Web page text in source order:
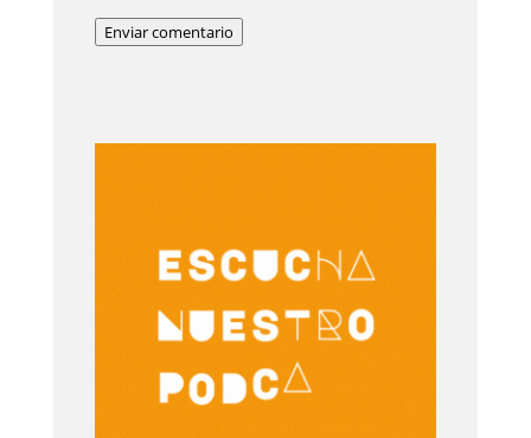
Enviar comentario